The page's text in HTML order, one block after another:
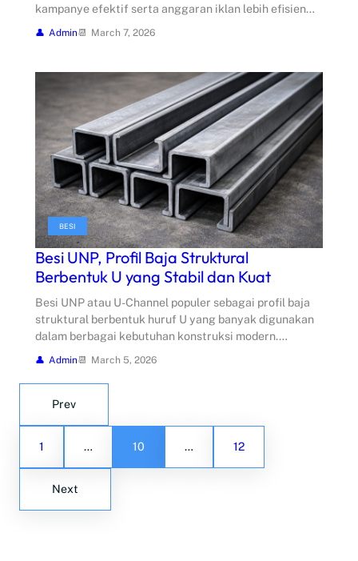
kampanye efektif serta anggaran iklan lebih efisien…
Admin March 7, 2026
BESI
Besi UNP, Profil Baja Struktural
Berbentuk U yang Stabil dan Kuat
Besi UNP atau U-Channel populer sebagai profil baja
struktural berbentuk huruf U yang banyak digunakan
dalam berbagai kebutuhan konstruksi modern.…
Admin March 5, 2026
Prev
1 … 10 … 12
Next